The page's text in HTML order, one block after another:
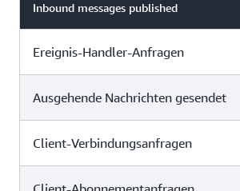
Inbound messages published
Ereignis-Handler-Anfragen
110,000 inbound messages x $1.00 per
Ausgehende Nachrichten gesendet
110,000 inbound messages x $1.00 per
Client-Verbindungsanfragen
110,000 inbound messages x $1.00 per